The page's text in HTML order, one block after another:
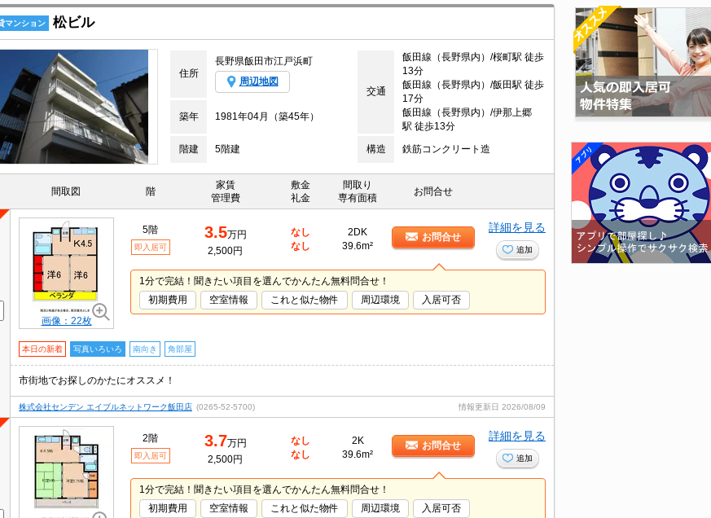
マンション 松ビル
住所
長野県飯田市江戸浜町
周辺地図
交通
飯田線（長野県内）/桜町駅 徒歩
13分
飯田線（長野県内）/飯田駅 徒歩
17分
飯田線（長野県内）/伊那上郷
駅 徒歩13分
築年 1981年04月（築45年）
階建 5階建 構造 鉄筋コンクリート造
間取図 階
家賃
管理費
敷金
礼金
間取り
専有面積
お問合せ
画像：22枚
5階
即入居可
3.5万円
2,500円
なし
なし
2DK
39.6m²
お問合せ
詳細を見る
追加
1分で完結！聞きたい項目を選んでかんたん無料問合せ！
初期費用
空室情報 これと似た物件 周辺環境 入居可否
本日の新着 写真いろいろ 南向き 角部屋
市街地でお探しのかたにオススメ！
株式会社センデン エイブルネットワーク飯田店 (0265-52-5700) 情報更新日 2026/08/09
2階
即入居可
3.7万円
2,500円
なし
なし
2K
39.6m²
お問合せ
詳細を見る
追加
1分で完結！聞きたい項目を選んでかんたん無料問合せ！
初期費用
空室情報 これと似た物件 周辺環境 入居可否